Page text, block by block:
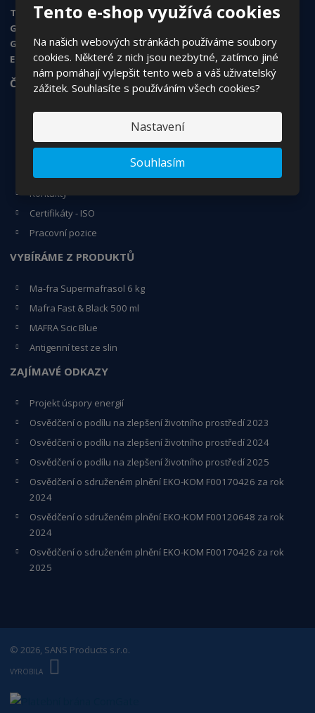
Tento e-shop využívá cookies
Na našich webových stránkách používáme soubory
cookies. Některé z nich jsou nezbytné, zatímco jiné
nám pomáhají vylepšit tento web a váš uživatelský
zážitek. Souhlasíte s používáním všech cookies?
Nastavení
Souhlasím
Tel. obchod, e-shop:495 454 030
GSM obchod, e-shop
GSM objednávky: 724 995 979
E-mail:sans@sans.cz
ČASTO HLEDÁTE
Jak nakupovat
Vrácení/reklamace zboží
O nás
Kontakty
Certifikáty - ISO
Pracovní pozice
VYBÍRÁME Z PRODUKTŮ
Ma-fra Supermafrasol 6 kg
Mafra Fast & Black 500 ml
MAFRA Scic Blue
Antigenní test ze slin
ZAJÍMAVÉ ODKAZY
Projekt úspory energií
Osvědčení o podílu na zlepšení životního prostředí 2023
Osvědčení o podílu na zlepšení životního prostředí 2024
Osvědčení o podílu na zlepšení životního prostředí 2025
Osvědčení o sdruženém plnění EKO-KOM F00170426 za rok
2024
Osvědčení o sdruženém plnění EKO-KOM F00120648 za rok
2024
Osvědčení o sdruženém plnění EKO-KOM F00170426 za rok
2025
© 2026, SANS Products s.r.o.
VYROBILA